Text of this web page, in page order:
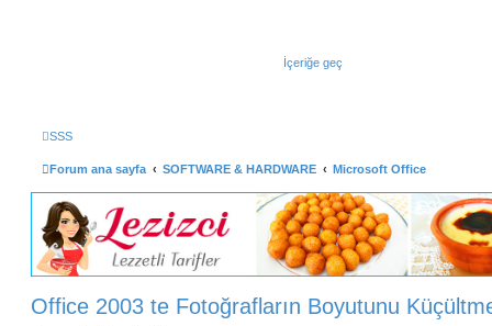
İçeriğe geç
SSS
Forum ana sayfa SOFTWARE & HARDWARE Microsoft Office
Office 2003 te Fotoğrafların Boyutunu